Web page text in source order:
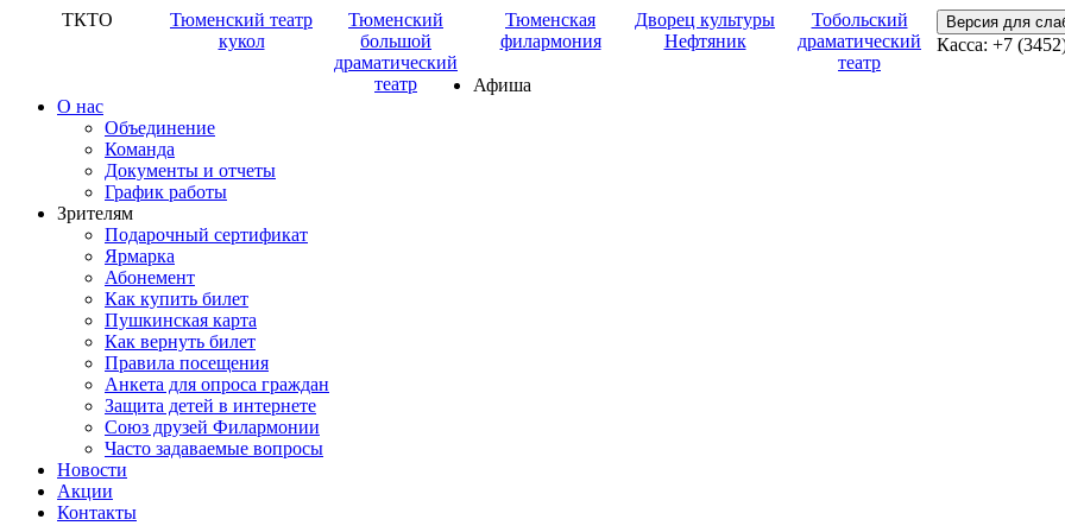
ТКТО
Тюменский театр
кукол
Тюменский
большой
драматический
театр
Тюменская
филармония
Дворец культуры
Нефтяник
Тобольский
драматический
театр
Версия для
Касса: +7
Афиша
О нас
Объединение
Команда
Документы и отчеты
График работы
Зрителям
Подарочный сертификат
Ярмарка
Абонемент
Как купить билет
Пушкинская карта
Как вернуть билет
Правила посещения
Анкета для опроса граждан
Защита детей в интернете
Союз друзей Филармонии
Часто задаваемые вопросы
Новости
Акции
Контакты